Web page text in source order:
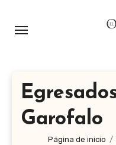
Garofalo
Página de inicio